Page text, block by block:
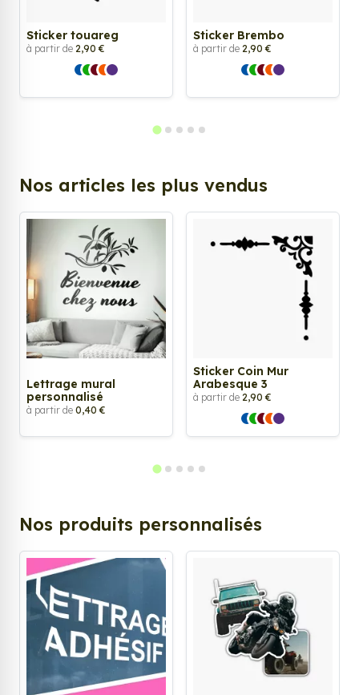
Sticker touareg
à partir de 2,90 €
Sticker Brembo
à partir de 2,90 €
Nos articles les plus vendus
Lettrage mural
personnalisé
à partir de 0,40 €
Sticker Coin Mur
Arabesque 3
à partir de 2,90 €
Nos produits personnalisés